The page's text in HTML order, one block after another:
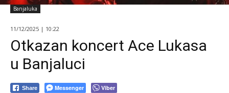
Banjaluka
11/12/2025 | 10:22
Otkazan koncert Ace Lukasa
u Banjaluci
Share Messenger Viber